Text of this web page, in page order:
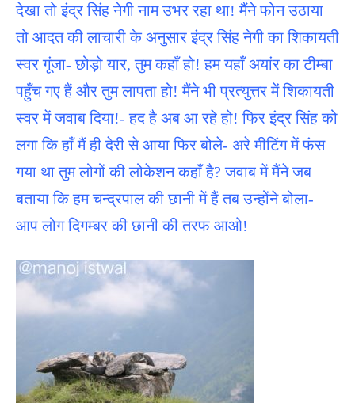
देखा तो इंद्र सिंह नेगी नाम उभर रहा था! मैंने फोन उठाया
तो आदत की लाचारी के अनुसार इंद्र सिंह नेगी का शिकायती
स्वर गूंजा- छोड़ो यार, तुम कहाँ हो! हम यहाँ अयांर का टीम्बा
पहुँच गए हैं और तुम लापता हो! मैंने भी प्रत्युत्तर में शिकायती
स्वर में जवाब दिया!- हद है अब आ रहे हो! फिर इंद्र सिंह को
लगा कि हाँ मैं ही देरी से आया फिर बोले- अरे मीटिंग में फंस
गया था तुम लोगों की लोकेशन कहाँ है? जवाब में मैंने जब
बताया कि हम चन्द्रपाल की छानी में हैं तब उन्होंने बोला-
आप लोग दिगम्बर की छानी की तरफ आओ!